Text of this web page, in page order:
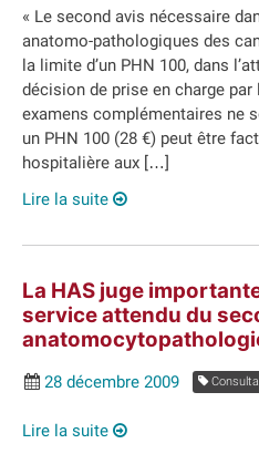
« Le second avis nécessaire
anatomo-pathologiques des
la limite d’un PHN 100, dans
décision de prise en charge par
examens complémentaires ne
un PHN 100 (28 €) peut être
hospitalière aux […]
Lire la suite
La HAS juge
service attendu du
28 décembre 2009
Lire la suite